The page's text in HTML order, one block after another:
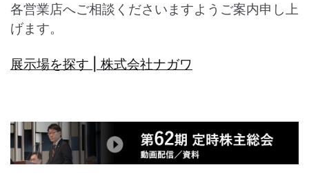
各営業店へご相談くださいますようご案内申し上
げます。
展示場を探す | 株式会社ナガワ